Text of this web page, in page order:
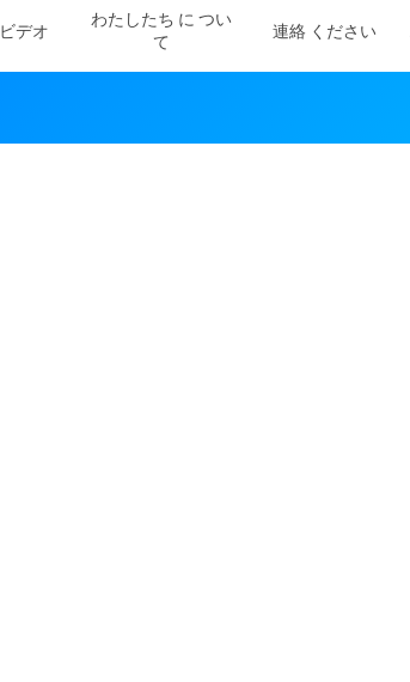
ビデオ
わたしたち に つい
て
連絡 ください